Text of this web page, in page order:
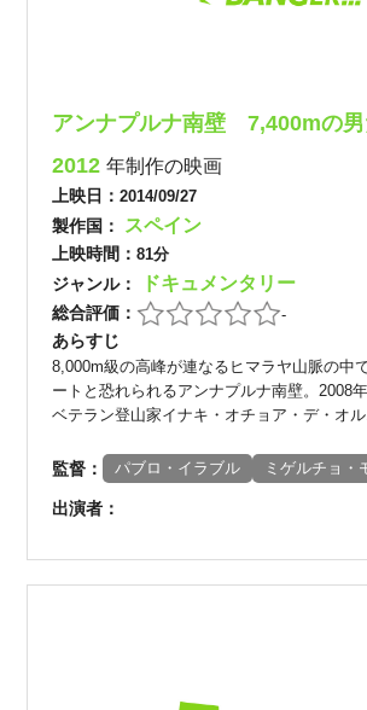
アンナプルナ南壁 7,400mの男
2012年制作の映画
上映日：2014/09/27
製作国： スペイン
上映時間：81分
ジャンル： ドキュメンタリー
総合評価： -
あらすじ
8,000m級の高峰が連なるヒマラヤ山脈の中
ートと恐れられるアンナプルナ南壁。2008
ベテラン登山家イナキ・オチョア・デ・オ
監督： パブロ・イラブル ミゲルチョ・
出演者：